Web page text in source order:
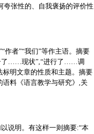
夸张性的、自我褒扬的评价性
作者”“我们”等作主语。摘要
了……现状”,“进行了……调
明文章的性质和主题。摘要
料《语言教学与研究》,关
说明。有这样一则摘要:“本